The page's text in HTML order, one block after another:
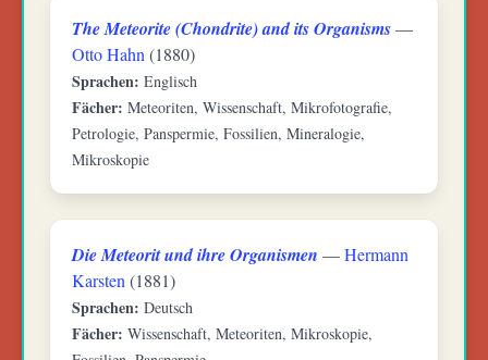
The Meteorite (Chondrite) and its Organisms—
Otto Hahn (1880)
Sprachen: Englisch
Fächer: Meteoriten, Wissenschaft, Mikrofotografie,
Petrologie, Panspermie, Fossilien, Mineralogie,
Mikroskopie
Die Meteorit und ihre Organismen —Hermann
Karsten (1881)
Sprachen: Deutsch
Fächer: Wissenschaft, Meteoriten, Mikroskopie,